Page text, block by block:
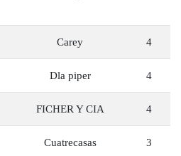
Carey 4
Dla piper 4
FICHER Y CIA 4
Cuatrecasas 3